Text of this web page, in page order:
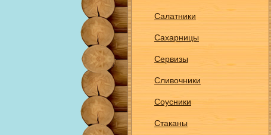
Салатники
Сахарницы
Сервизы
Сливочники
Соусники
Стаканы